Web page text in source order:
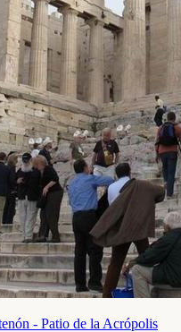
- Patio de la Acrópolis